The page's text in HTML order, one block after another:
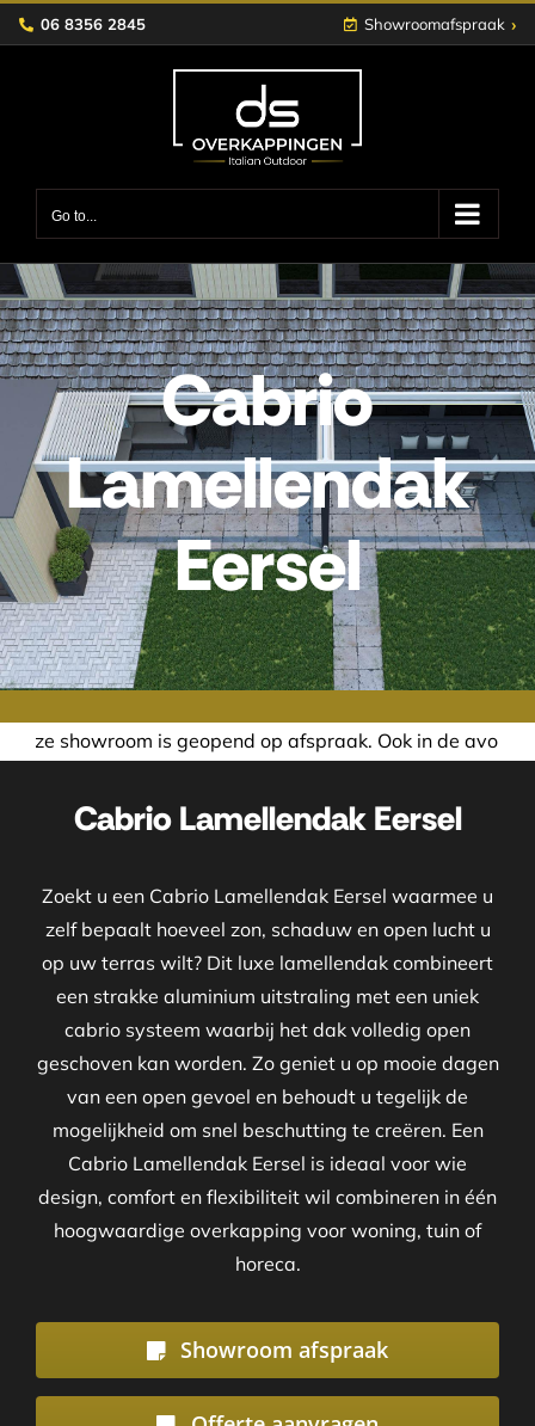
Skip
to
06 8356 2845 Showroomafspraak ›
Go to...
Cabrio
Lamellendak
Eersel
op afspraak. Ook in de avond of in het weekend
Cabrio Lamellendak Eersel
Zoekt u een Cabrio Lamellendak Eersel waarmee u
zelf bepaalt hoeveel zon, schaduw en open lucht u
op uw terras wilt? Dit luxe lamellendak combineert
een strakke aluminium uitstraling met een uniek
cabrio systeem waarbij het dak volledig open
geschoven kan worden. Zo geniet u op mooie dagen
van een open gevoel en behoudt u tegelijk de
mogelijkheid om snel beschutting te creëren. Een
Cabrio Lamellendak Eersel is ideaal voor wie
design, comfort en flexibiliteit wil combineren in één
hoogwaardige overkapping voor woning, tuin of
horeca.
Showroom afspraak